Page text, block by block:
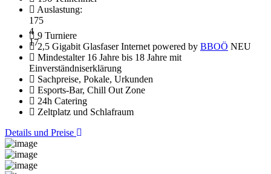
Auslastung:
175
4
17
9 Turniere
2,5 Gigabit Glasfaser Internet powered by BBOÖ NEU
Mindestalter 16 Jahre bis 18 Jahre mit
Einverständniserklärung
Sachpreise, Pokale, Urkunden
Esports-Bar, Chill Out Zone
24h Catering
Zeltplatz und Schlafraum
Details und Preise